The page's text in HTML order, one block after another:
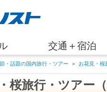
交通＋宿泊
・話題の国内旅行・ツアー ＞ お花見・桜
桜旅行・ツアー